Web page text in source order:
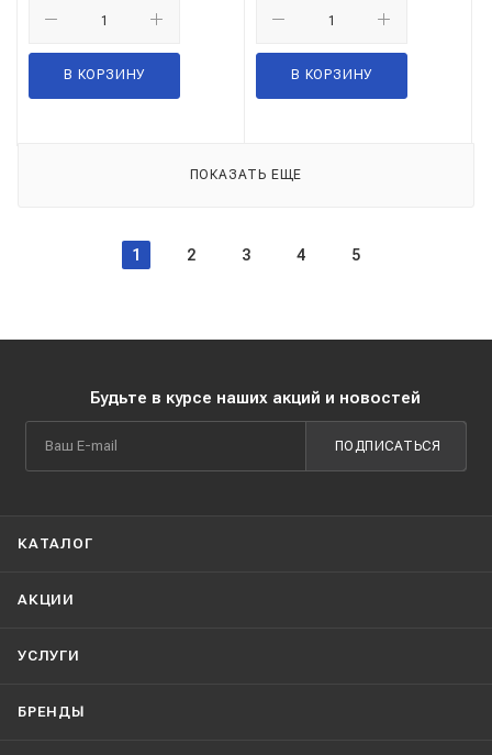
В КОРЗИНУ В КОРЗИНУ
ПОКАЗАТЬ ЕЩЕ
1 2 3 4 5
Будьте в курсе наших акций и новостей
ПОДПИСАТЬСЯ
КАТАЛОГ
АКЦИИ
УСЛУГИ
БРЕНДЫ